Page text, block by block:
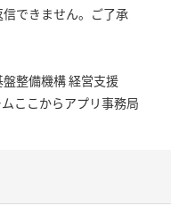
できません。ご了承
盤整備機構 経営支援
ここからアプリ事務局